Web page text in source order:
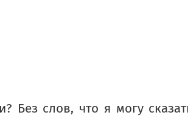
Без слов, что я могу